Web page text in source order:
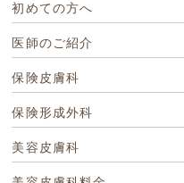
初めての方へ
医師のご紹介
保険皮膚科
保険形成外科
美容皮膚科